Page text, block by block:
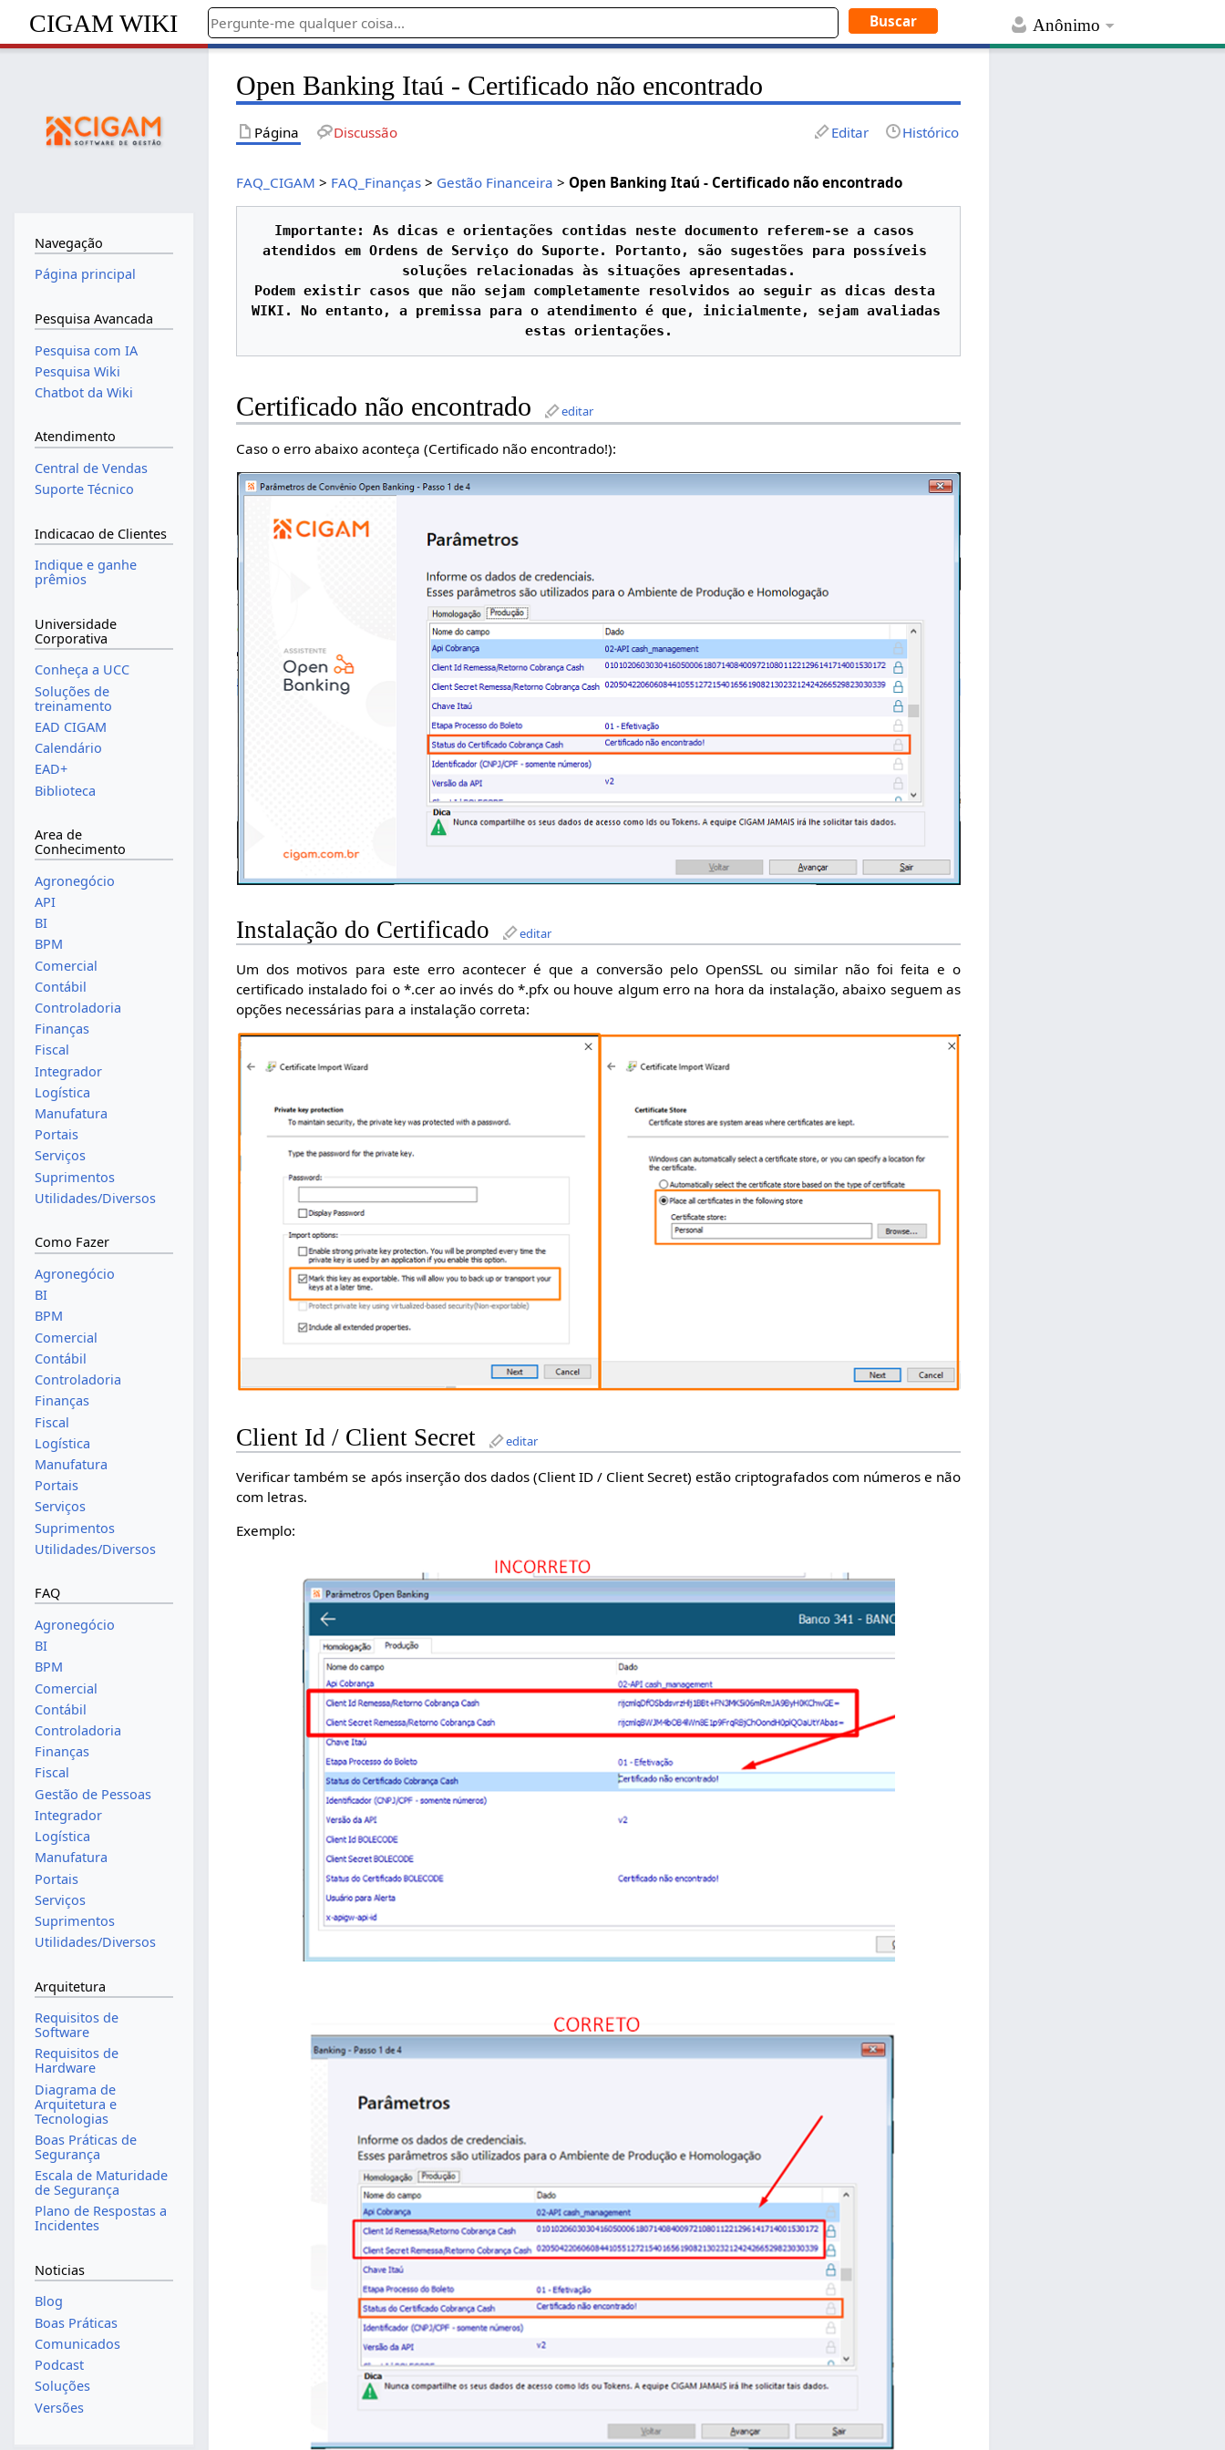
Anônimo
CIGAM WIKI
Open Banking Itaú - Certificado não encontrado
Página Discussão Editar Histórico
FAQ_CIGAM > FAQ_Finanças > Gestão Financeira > Open Banking Itaú - Certificado não encontrado
Importante: As dicas e orientações contidas neste documento referem-se a casos
atendidos em Ordens de Serviço do Suporte. Portanto, são sugestões para possíveis
soluções relacionadas às situações apresentadas.
Podem existir casos que não sejam completamente resolvidos ao seguir as dicas desta
WIKI. No entanto, a premissa para o atendimento é que, inicialmente, sejam avaliadas
Certificado não encontrado editar
Caso o erro abaixo aconteça (Certificado não encontrado!):
Instalação do Certificado editar
Um dos motivos para este erro acontecer é que a conversão pelo OpenSSL ou similar não foi feita e o
certificado instalado foi o *.cer ao invés do *.pfx ou houve algum erro na hora da instalação, abaixo seguem as
opções necessárias para a instalação correta:
Client Id / Client Secret editar
Verificar também se após inserção dos dados (Client ID / Client Secret) estão criptografados com números e não
com letras.
Exemplo:
Navegação
Página principal
Pesquisa Avancada
Pesquisa com IA
Pesquisa Wiki
Chatbot da Wiki
Atendimento
Central de Vendas
Suporte Técnico
Indicacao de Clientes
Indique e ganhe
prêmios
Universidade
Corporativa
Conheça a UCC
Soluções de
treinamento
EAD CIGAM
Calendário
EAD+
Biblioteca
Area de
Conhecimento
Agronegócio
API
BI
BPM
Comercial
Contábil
Controladoria
Finanças
Fiscal
Integrador
Logística
Manufatura
Portais
Serviços
Suprimentos
Utilidades/Diversos
Como Fazer
Agronegócio
BI
BPM
Comercial
Contábil
Controladoria
Finanças
Fiscal
Logística
Manufatura
Portais
Serviços
Suprimentos
Utilidades/Diversos
FAQ
Agronegócio
BI
BPM
Comercial
Contábil
Controladoria
Finanças
Fiscal
Gestão de Pessoas
Integrador
Logística
Manufatura
Portais
Serviços
Suprimentos
Utilidades/Diversos
Arquitetura
Requisitos de
Software
Requisitos de
Hardware
Diagrama de
Arquitetura e
Tecnologias
Boas Práticas de
Segurança
Escala de Maturidade
de Segurança
Plano de Respostas a
Incidentes
Noticias
Blog
Boas Práticas
Comunicados
Podcast
Soluções
Versões